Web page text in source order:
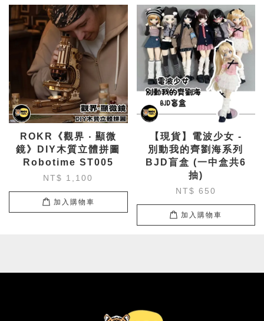
ROKR《觀界 ‧ 顯微
鏡》DIY木質立體拼圖
Robotime ST005
NT$ 1,100
加入購物車
【現貨】電波少女 -
別動我的齊劉海系列
BJD盲盒 (一中盒共6
抽)
NT$ 650
加入購物車